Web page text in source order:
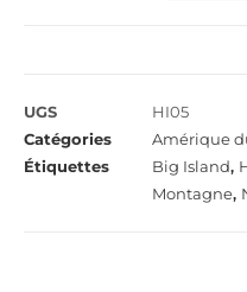
UGS
HI05
Catégories
Amérique
Étiquettes
Big Island,
Montagne,